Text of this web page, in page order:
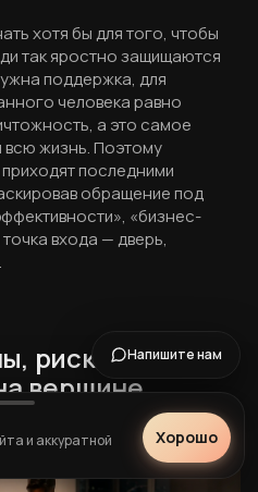
хотя бы для того, чтобы
так яростно защищаются
поддержка, для
человека равно
а это самое
всю жизнь. Поэтому
последними
обращение под
«бизнес-
входа — дверь,
риск: чем
вершине
и аккуратной
Хорошо
Напишите нам